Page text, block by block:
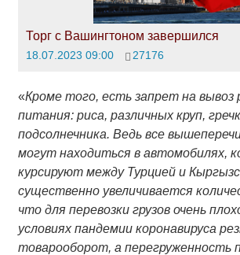
Торг с Вашингтоном завершился
18.07.2023 09:00 27176
«Кроме того, есть запрет на вывоз
питания: риса, различных круп,
подсолнечника. Ведь все
могут находиться в автомобилях,
курсируют между Турцией и
существенно увеличивается
что для перевозки грузов очень
условиях пандемии коронавируса
товарооборот, а перегруженность